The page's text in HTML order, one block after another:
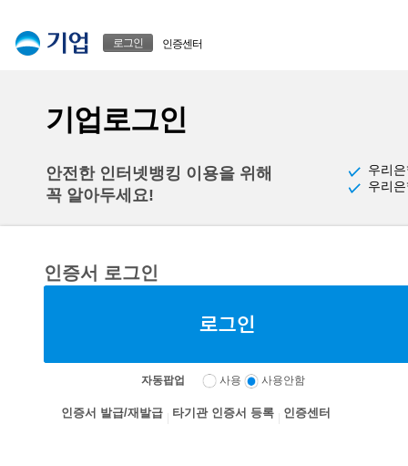
로그인 인증센터
기업로그인
안전한 인터넷뱅킹 이용을 위해
꼭 알아두세요!
우리
우리
인증서 로그인
자동팝업 사용 사용안함
인증서 발급/재발급 타기관 인증서 등록 인증센터